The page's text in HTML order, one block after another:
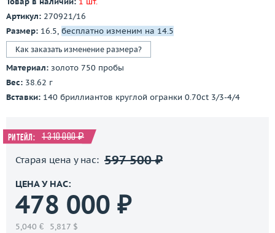
Артикул: 270921/16
Размер: 16.5, бесплатно изменим на 14.5
Как заказать изменение размера?
Материал: золото 750 пробы
Вес: 38.62 г
Вставки: 140 бриллиантов круглой огранки 0.70ct 3/3-4/4
Ритейл: 1 310 000 ₽
Старая цена у нас: 597 500 ₽
ЦЕНА У НАС:
478 000 ₽
5,040 € 5,817 $